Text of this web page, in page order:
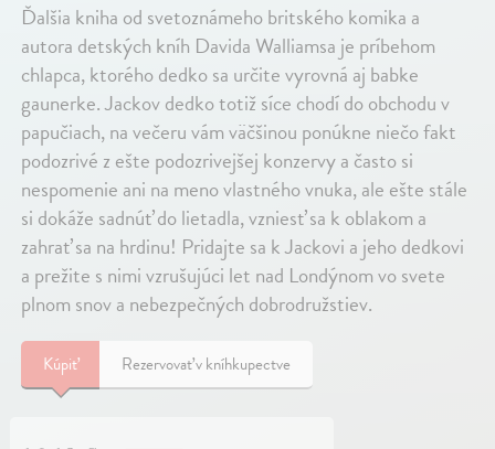
Ďalšia kniha od svetoznámeho britského komika a
autora detských kníh Davida Walliamsa je príbehom
chlapca, ktorého dedko sa určite vyrovná aj babke
gaunerke. Jackov dedko totiž síce chodí do obchodu v
papučiach, na večeru vám väčšinou ponúkne niečo fakt
podozrivé z ešte podozrivejšej konzervy a často si
nespomenie ani na meno vlastného vnuka, ale ešte stále
si dokáže sadnúť do lietadla, vzniesť sa k oblakom a
zahrať sa na hrdinu! Pridajte sa k Jackovi a jeho dedkovi
a prežite s nimi vzrušujúci let nad Londýnom vo svete
plnom snov a nebezpečných dobrodružstiev.
Kúpiť Rezervovať v kníhkupectve